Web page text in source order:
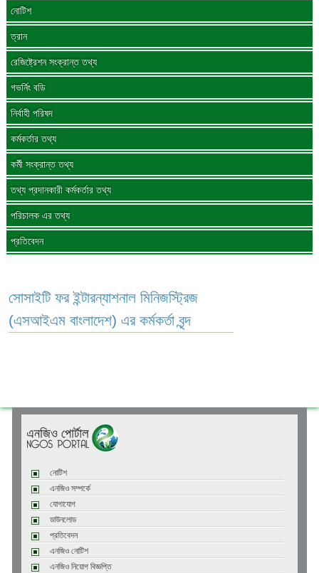
নোটিশ
ত্রান
রেজিষ্ট্রেশন সংক্রান্ত তথ্য
গভর্নিং বডি
নির্বাহী পরিষদ
কর্মকর্তার তথ্য
কর্মী সংক্রান্ত তথ্য
তথ্য প্রদানকারী কর্মকর্তার তথ্য
পরিচালক এর তথ্য
প্রতিবেদন
সোসাইটি ফর ইন্টারন্যাশনাল মিনিজস্ট্রিজ
(এসআইএম বাংলাদেশ) এর কর্মকর্তা বৃন্দ
নোটিশ
এনজিও সম্পর্কে
যোগাযোগ
ডাউনলোড
প্রতিবেদন
এনজিও নোটিশ
এনজিও নিয়োগ বিজ্ঞপ্তি